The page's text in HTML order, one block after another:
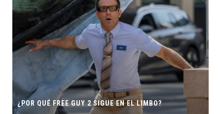
¿POR QUÉ FREE GUY 2 SIGUE EN EL LIMBO?